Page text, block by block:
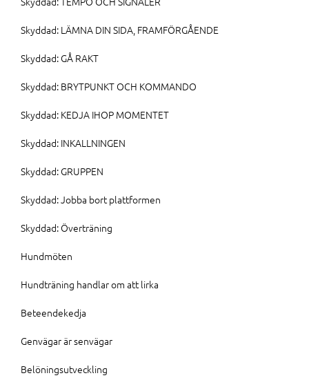
Skyddad: LÄMNA DIN SIDA, FRAMFÖRGÅENDE
Skyddad: GÅ RAKT
Skyddad: BRYTPUNKT OCH KOMMANDO
Skyddad: KEDJA IHOP MOMENTET
Skyddad: INKALLNINGEN
Skyddad: GRUPPEN
Skyddad: Jobba bort plattformen
Skyddad: Överträning
Hundmöten
Hundträning handlar om att lirka
Beteendekedja
Genvägar är senvägar
Belöningsutveckling